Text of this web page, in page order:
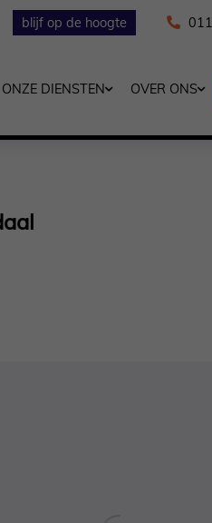
blijf op de hoogte
ONZE DIENSTEN OVER ONS